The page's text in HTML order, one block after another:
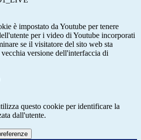
è impostato da Youtube per tenere
per i video di Youtube incorporati
se il visitatore del sito web sta
versione dell'interfaccia di
questo cookie per identificare la
dall'utente.